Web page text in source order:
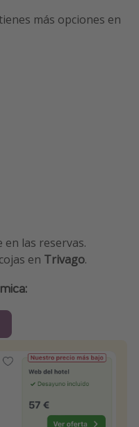
más opciones en
las reservas.
en Trivago.